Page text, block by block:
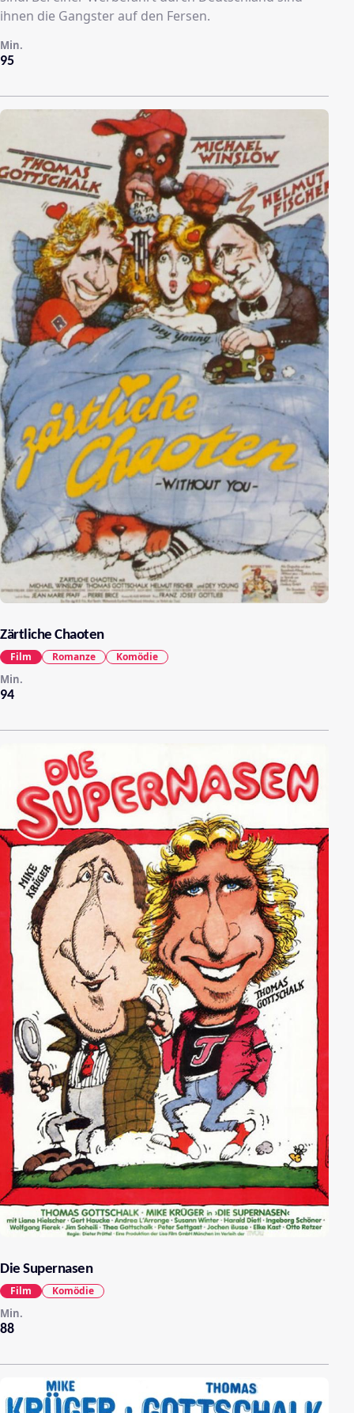
ihnen die Gangster auf den Fersen.
95
Min.
Zärtliche Chaoten
94
Min.
Film Romanze Komödie
Die Supernasen
88
Min.
Film Komödie